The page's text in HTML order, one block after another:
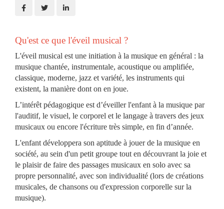
Qu'est ce que l'éveil musical ?
L'éveil musical est une initiation à la musique en général : la
musique chantée, instrumentale, acoustique ou amplifiée,
classique, moderne, jazz et variété, les instruments qui
existent, la manière dont on en joue.
L’intérêt pédagogique est d’éveiller l'enfant à la musique par
l'auditif, le visuel, le corporel et le langage à travers des jeux
musicaux ou encore l'écriture très simple, en fin d’année.
L'enfant développera son aptitude à jouer de la musique en
société, au sein d'un petit groupe tout en découvrant la joie et
le plaisir de faire des passages musicaux en solo avec sa
propre personnalité, avec son individualité (lors de créations
musicales, de chansons ou d'expression corporelle sur la
musique).